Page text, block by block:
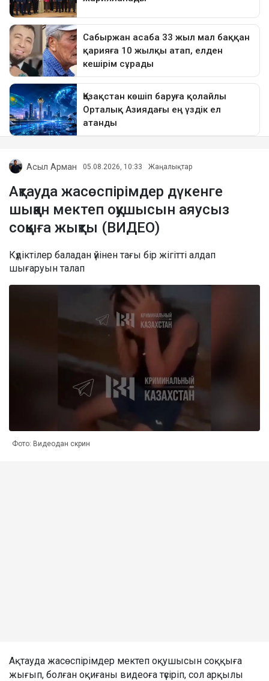
Асыл Арман 05.08.2026, 10:33 Жаңалықтар
Ақтауда жасөспірімдер дүкенге
шыққан мектеп оқушысын аяусыз
соққыға жықты (ВИДЕО)
Күдіктілер баладан үйінен тағы бір жігітті алдап
шығаруын талап
Фото: Видеодан скрин
Ақтауда жасөспірімдер мектеп оқушысын соққыға
жығып, болған оқиғаны видеоға түсіріп, сол арқылы